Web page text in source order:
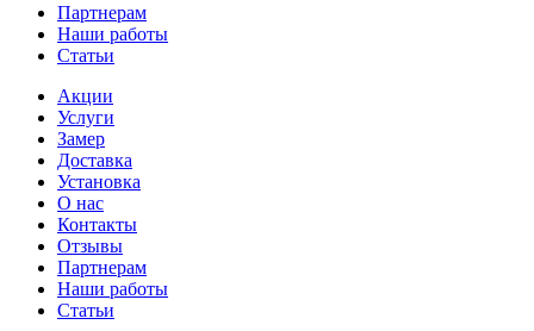
Партнерам
Наши работы
Статьи
Акции
Услуги
Замер
Доставка
Установка
О нас
Контакты
Отзывы
Партнерам
Наши работы
Статьи